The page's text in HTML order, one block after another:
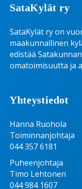
SataKylät ry
SataKylät ry on
maakunnallinen
edistää
omatoimisuutta ja
Yhteystiedot
Hanna Ruohola
Toiminnanjohtaja
044 357 6181
Puheenjohtaja
Timo Lehtonen
044 984 1607